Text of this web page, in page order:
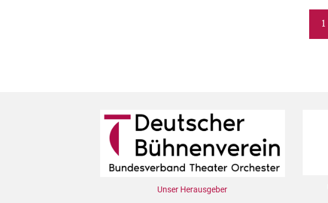
1
Unser Herausgeber